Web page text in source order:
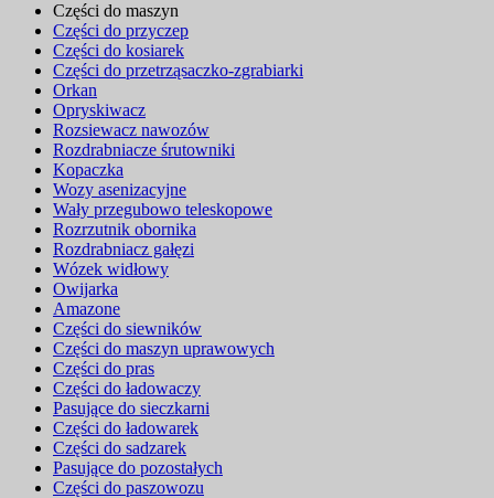
Części do maszyn
Części do przyczep
Części do kosiarek
Części do przetrząsaczko-zgrabiarki
Orkan
Opryskiwacz
Rozsiewacz nawozów
Rozdrabniacze śrutowniki
Kopaczka
Wozy asenizacyjne
Wały przegubowo teleskopowe
Rozrzutnik obornika
Rozdrabniacz gałęzi
Wózek widłowy
Owijarka
Amazone
Części do siewników
Części do maszyn uprawowych
Części do pras
Części do ładowaczy
Pasujące do sieczkarni
Części do ładowarek
Części do sadzarek
Pasujące do pozostałych
Części do paszowozu